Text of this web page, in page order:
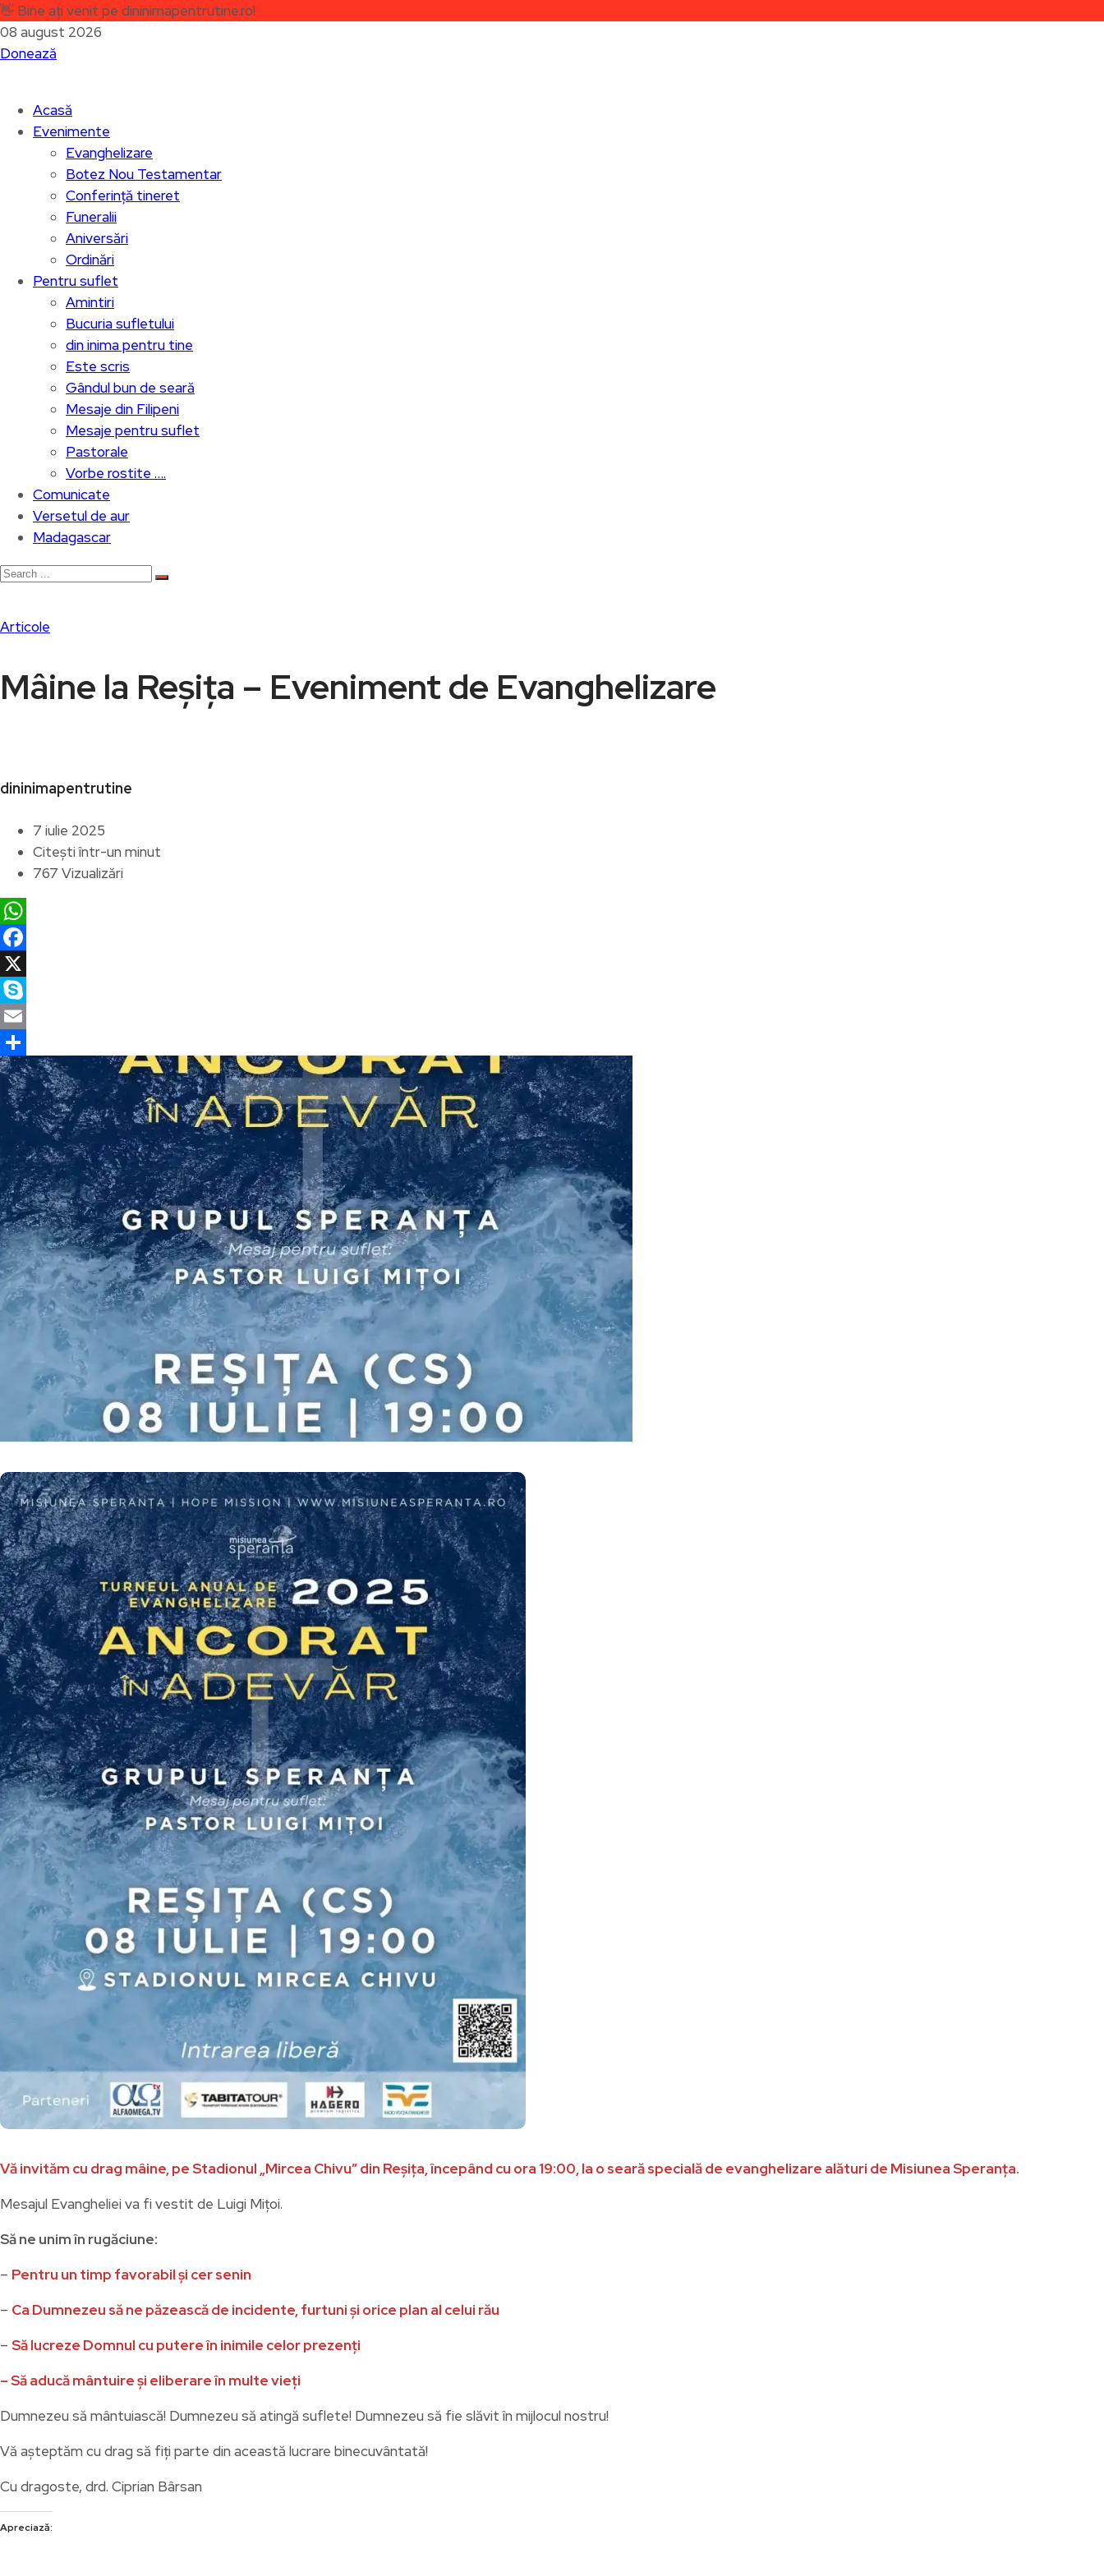
👋 Bine ați venit pe dininimapentrutine.ro!
08 august 2026
Donează
Acasă
Evenimente
Evanghelizare
Botez Nou Testamentar
Conferință tineret
Funeralii
Aniversări
Ordinări
Pentru suflet
Amintiri
Bucuria sufletului
din inima pentru tine
Este scris
Gândul bun de seară
Mesaje din Filipeni
Mesaje pentru suflet
Pastorale
Vorbe rostite ….
Comunicate
Versetul de aur
Madagascar
Articole
Mâine la Reșița – Eveniment de Evanghelizare
dininimapentrutine
7 iulie 2025
Citești într-un minut
767 Vizualizări
WhatsApp
Facebook
X
Skype
Email
Partajează
Vă invităm cu drag mâine, pe Stadionul „Mircea Chivu” din Reșița, începând cu ora 19:00, la o seară specială de evanghelizare alături de Misiunea Speranța.
Mesajul Evangheliei va fi vestit de Luigi Mițoi.
Să ne unim în rugăciune:
– Pentru un timp favorabil și cer senin
– Ca Dumnezeu să ne păzească de incidente, furtuni și orice plan al celui rău
– Să lucreze Domnul cu putere în inimile celor prezenți
– Să aducă mântuire și eliberare în multe vieți
Dumnezeu să mântuiască! Dumnezeu să atingă suflete! Dumnezeu să fie slăvit în mijlocul nostru!
Vă așteptăm cu drag să fiți parte din această lucrare binecuvântată!
Cu dragoste, drd. Ciprian Bârsan
Apreciază: